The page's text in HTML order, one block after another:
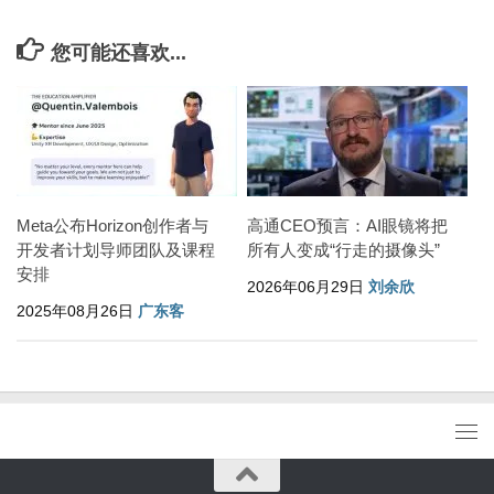
您可能还喜欢...
Meta公布Horizon创作者与
开发者计划导师团队及课程
安排
2025年08月26日 广东客
高通CEO预言：AI眼镜将把
所有人变成“行走的摄像头”
2026年06月29日 刘余欣